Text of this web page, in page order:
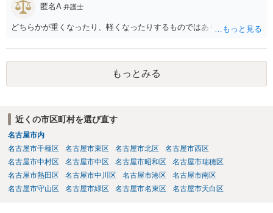
匿名A 弁護士
どちらかが重くなったり、軽くなったりするものではありません。
もっとみる
近くの市区町村を選び直す
名古屋市内
名古屋市千種区
名古屋市東区 名古屋市北区
名古屋市西区
名古屋市中村区
名古屋市中区 名古屋市昭和区
名古屋市瑞穂区
名古屋市熱田区
名古屋市中川区 名古屋市港区
名古屋市南区
名古屋市守山区
名古屋市緑区 名古屋市名東区 名古屋市天白区